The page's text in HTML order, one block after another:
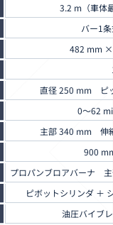
3.2 m（車体
バー1
482 mm
直径 250 mm ピ
0～62
主部 340 mm 伸
900
プロパンブロアバーナ
ピボットシリンダ ＋
油圧バイブ